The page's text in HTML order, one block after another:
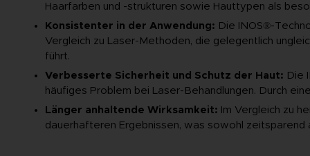
Haarfarben und -strukturen sowie Hauttypen als
Konsistenter in der Anwendung: Die INOS®-
Vergleich zu Laser-Methoden, die gelegentlich
führt.
Verbesserte Sicherheit und Schutz der Haut: Die
häufiges Problem bei Laser-Behandlungen. Durch
Länger anhaltende Wirksamkeit: Im Vergleich zu
dauerhafteren Ergebnissen, was sowohl zeitsparend